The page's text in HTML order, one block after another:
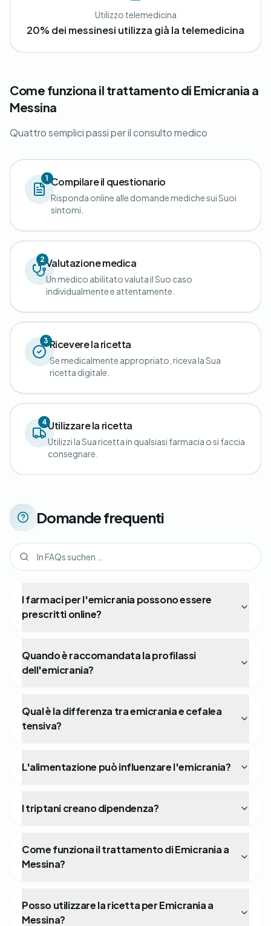
Utilizzo telemedicina
20% dei messinesi utilizza già la telemedicina
Come funziona il trattamento di Emicrania a
Messina
Quattro semplici passi per il consulto medico
1 Compilare il questionario
Risponda online alle domande mediche sui Suoi
sintomi.
2Valutazione medica
Un medico abilitato valuta il Suo caso
individualmente e attentamente.
3Ricevere la ricetta
Se medicalmente appropriato, riceva la Sua
ricetta digitale.
4Utilizzare la ricetta
Utilizzi la Sua ricetta in qualsiasi farmacia o si faccia
consegnare.
Domande frequenti
I farmaci per l'emicrania possono essere
prescritti online?
Quando è raccomandata la profilassi
dell'emicrania?
Qual è la differenza tra emicrania e cefalea
tensiva?
L'alimentazione può influenzare l'emicrania?
I triptani creano dipendenza?
Come funziona il trattamento di Emicrania a
Messina?
Posso utilizzare la ricetta per Emicrania a
Messina?